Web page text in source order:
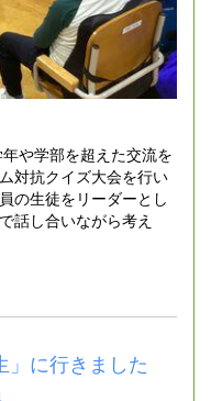
や学部を超えた交流を
対抗クイズ大会を行い
の生徒をリーダーとし
話し合いながら考え
」に行きました